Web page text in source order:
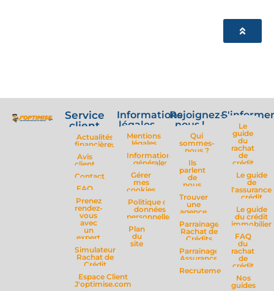
Service
client
Actualités
financières
Avis
client
Contact
FAQ
Prenez
rendez-
vous
avec
un
expert
Simulateur
Rachat de
Crédit
Espace Client
J'optimise.com
Informations
légales
Mentions
légales
Informations
générales
Gérer
mes
cookies
Politique de
données
personnelles
Plan
du
site
Rejoignez-
nous !
Qui
sommes-
nous ?
Ils
parlent
de
nous
Trouver
une
agence
Parrainage
Rachat de
Crédits
Parrainage
Assurance
Recrutement
Le
guide
du
rachat
de
crédit
Le guide
de
l'assurance
crédit
Le guide
du crédit
immobilier
FAQ
du
rachat
de
crédit
Nos
guides